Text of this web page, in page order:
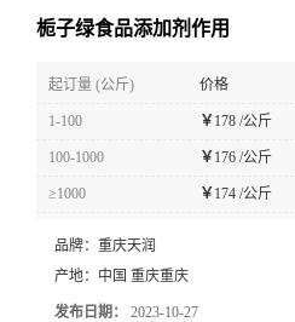
栀子绿食品添加剂作用
起订量 (公斤) 价格
1-100 ￥178 /公斤
100-1000 ￥176 /公斤
≥1000 ￥174 /公斤
品牌： 重庆天润
产地： 中国 重庆重庆
发布日期： 2023-10-27